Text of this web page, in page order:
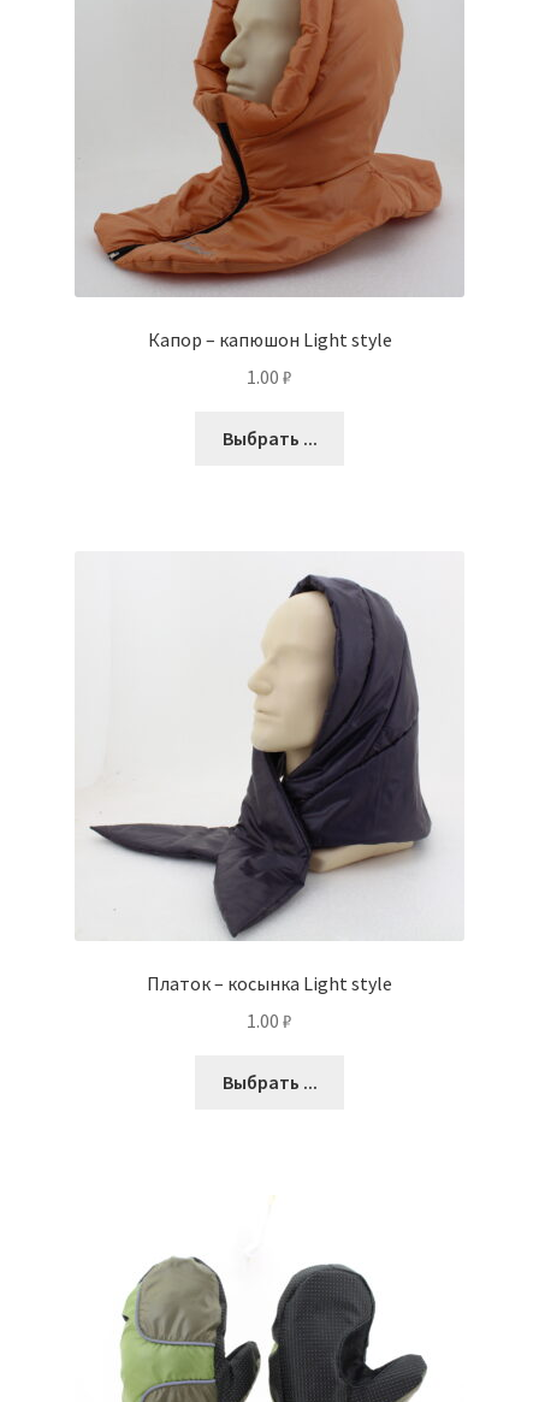
Капор – капюшон Light style
1.00 ₽
Выбрать ...
Платок – косынка Light style
1.00 ₽
Выбрать ...